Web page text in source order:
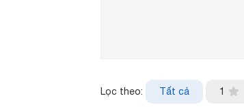
Lọc theo: Tất cả 1